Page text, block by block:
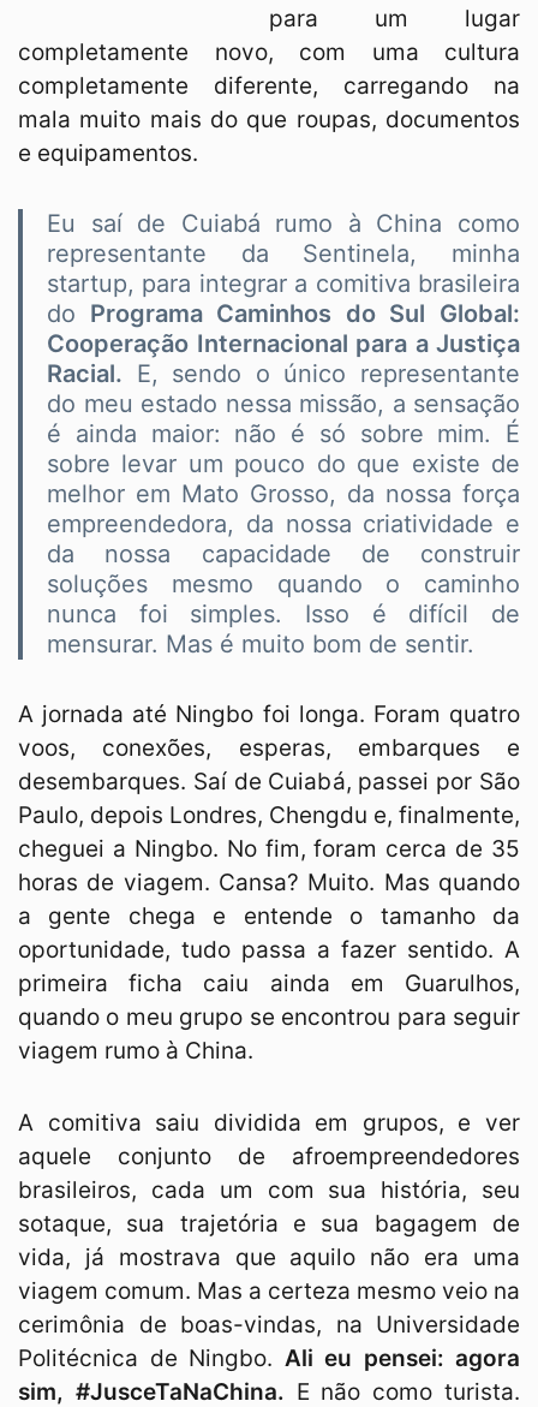
para um lugar
completamente novo, com uma cultura
completamente diferente, carregando na
mala muito mais do que roupas, documentos
e equipamentos.
Eu saí de Cuiabá rumo à China como
representante da Sentinela, minha
startup, para integrar a comitiva brasileira
do Programa Caminhos do Sul Global:
Cooperação Internacional para a Justiça
Racial. E, sendo o único representante
do meu estado nessa missão, a sensação
é ainda maior: não é só sobre mim. É
sobre levar um pouco do que existe de
melhor em Mato Grosso, da nossa força
empreendedora, da nossa criatividade e
da nossa capacidade de construir
soluções mesmo quando o caminho
nunca foi simples. Isso é difícil de
mensurar. Mas é muito bom de sentir.
A jornada até Ningbo foi longa. Foram quatro
voos, conexões, esperas, embarques e
desembarques. Saí de Cuiabá, passei por São
Paulo, depois Londres, Chengdu e, finalmente,
cheguei a Ningbo. No fim, foram cerca de 35
horas de viagem. Cansa? Muito. Mas quando
a gente chega e entende o tamanho da
oportunidade, tudo passa a fazer sentido. A
primeira ficha caiu ainda em Guarulhos,
quando o meu grupo se encontrou para seguir
viagem rumo à China.
A comitiva saiu dividida em grupos, e ver
aquele conjunto de afroempreendedores
brasileiros, cada um com sua história, seu
sotaque, sua trajetória e sua bagagem de
vida, já mostrava que aquilo não era uma
viagem comum. Mas a certeza mesmo veio na
cerimônia de boas-vindas, na Universidade
Politécnica de Ningbo. Ali eu pensei: agora
sim, #JusceTaNaChina. E não como turista.